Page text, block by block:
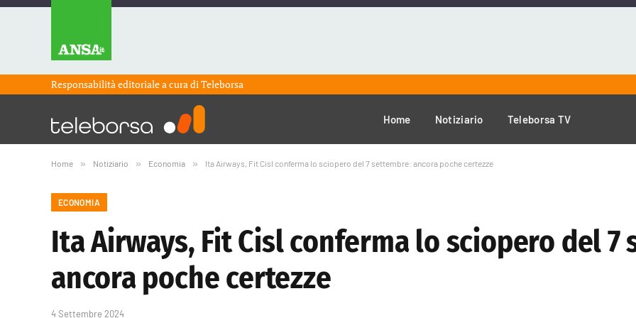
Responsabilità editoriale a cura diTeleborsa
Home Notiziario Teleborsa TV
Home » Notiziario » Economia » Ita Airways, Fit Cisl conferma lo sciopero del 7 settembre: ancora poche certezze
ECONOMIA
Ita Airways, Fit Cisl conferma lo sciopero del 7
ancora poche certezze
4 Settembre 2024